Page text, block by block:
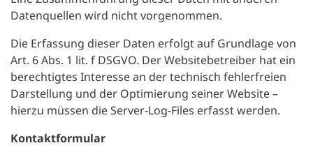
Datenquellen wird nicht vorgenommen.
Die Erfassung dieser Daten erfolgt auf Grundlage von
Art. 6 Abs. 1 lit. f DSGVO. Der Websitebetreiber hat ein
berechtigtes Interesse an der technisch fehlerfreien
Darstellung und der Optimierung seiner Website –
hierzu müssen die Server-Log-Files erfasst werden.
Kontaktformular